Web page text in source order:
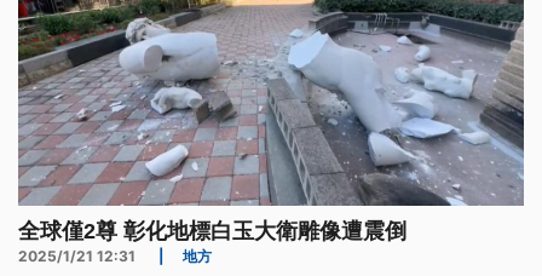
全球僅2尊 彰化地標白玉大衛雕像遭震倒
2025/1/21 12:31 地方